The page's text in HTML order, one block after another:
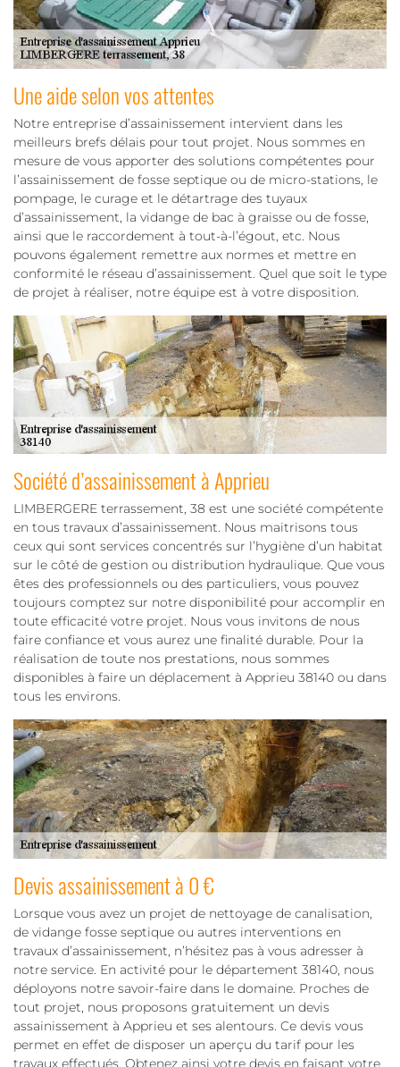
Une aide selon vos attentes
Notre entreprise d’assainissement intervient dans les
meilleurs brefs délais pour tout projet. Nous sommes en
mesure de vous apporter des solutions compétentes pour
l’assainissement de fosse septique ou de micro-stations, le
pompage, le curage et le détartrage des tuyaux
d’assainissement, la vidange de bac à graisse ou de fosse,
ainsi que le raccordement à tout-à-l’égout, etc. Nous
pouvons également remettre aux normes et mettre en
conformité le réseau d’assainissement. Quel que soit le type
de projet à réaliser, notre équipe est à votre disposition.
Société d’assainissement à Apprieu
LIMBERGERE terrassement, 38 est une société compétente
en tous travaux d’assainissement. Nous maitrisons tous
ceux qui sont services concentrés sur l’hygiène d’un habitat
sur le côté de gestion ou distribution hydraulique. Que vous
êtes des professionnels ou des particuliers, vous pouvez
toujours comptez sur notre disponibilité pour accomplir en
toute efficacité votre projet. Nous vous invitons de nous
faire confiance et vous aurez une finalité durable. Pour la
réalisation de toute nos prestations, nous sommes
disponibles à faire un déplacement à Apprieu 38140 ou dans
tous les environs.
Devis assainissement à 0 €
Lorsque vous avez un projet de nettoyage de canalisation,
de vidange fosse septique ou autres interventions en
travaux d’assainissement, n’hésitez pas à vous adresser à
notre service. En activité pour le département 38140, nous
déployons notre savoir-faire dans le domaine. Proches de
tout projet, nous proposons gratuitement un devis
assainissement à Apprieu et ses alentours. Ce devis vous
permet en effet de disposer un aperçu du tarif pour les
travaux effectués. Obtenez ainsi votre devis en faisant votre